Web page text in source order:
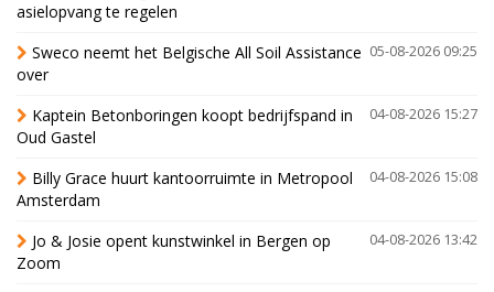
asielopvang te regelen
05-08-2026 09:25
Sweco neemt het Belgische All Soil Assistance
over
04-08-2026 15:27
Kaptein Betonboringen koopt bedrijfspand in
Oud Gastel
04-08-2026 15:08
Billy Grace huurt kantoorruimte in Metropool
Amsterdam
04-08-2026 13:42
Jo & Josie opent kunstwinkel in Bergen op
Zoom